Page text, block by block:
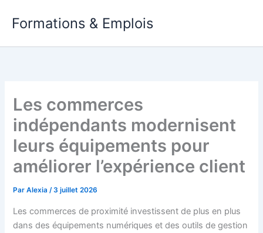
Formations & Emplois
Les commerces
indépendants modernisent
leurs équipements pour
améliorer l’expérience client
ParAlexia/3 juillet 2026
Les commerces de proximité investissent de plus en plus
dans des équipements numériques et des outils de gestion